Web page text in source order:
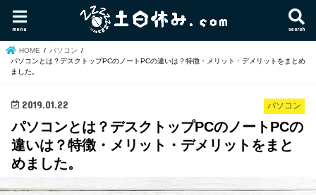
search
menu
HOME
パソコン
パソコンとは？デスクトップPCのノートPCの違いは？特徴・メリット・デメリットをまとめ
ました。
パソコン
2019.01.22
パソコンとは？デスクトップPCのノートPCの
違いは？特徴・メリット・デメリットをまと
めました。